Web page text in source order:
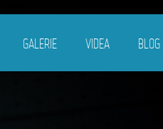
GALERIE VIDEA BLOG